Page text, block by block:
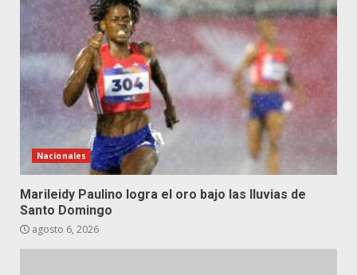
Nacionales
Marileidy Paulino logra el oro bajo las lluvias de
Santo Domingo
agosto 6, 2026